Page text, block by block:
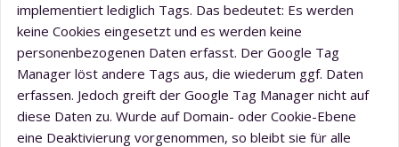
implementiert lediglich Tags. Das bedeutet: Es werden
keine Cookies eingesetzt und es werden keine
personenbezogenen Daten erfasst. Der Google Tag
Manager löst andere Tags aus, die wiederum ggf. Daten
erfassen. Jedoch greift der Google Tag Manager nicht auf
diese Daten zu. Wurde auf Domain- oder Cookie-Ebene
eine Deaktivierung vorgenommen, so bleibt sie für alle